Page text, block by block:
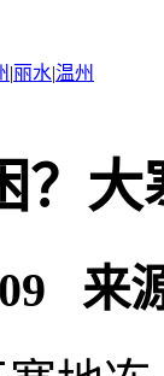
|丽水|温州
？
来